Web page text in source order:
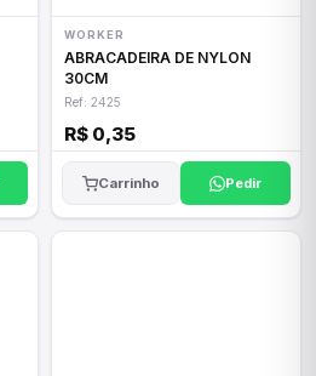
WORKER
ABRACADEIRA DE NYLON
30CM
Ref: 2425
R$ 0,35
Carrinho Pedir